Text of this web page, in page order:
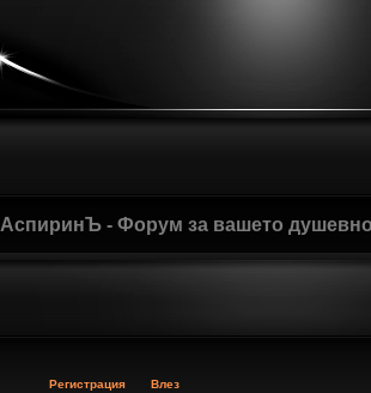
АспиринЪ - Форум за вашето
Регистрация
Влез